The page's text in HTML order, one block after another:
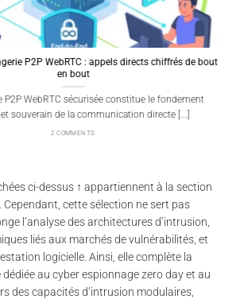
P2P WebRTC : appels directs chiffrés de bout
en bout
WebRTC sécurisée constitue le fondement
de la communication directe [...]
2 COMMENTS
ci-dessus ↑ appartiennent à la section
Cependant, cette sélection ne sert pas
l’analyse des architectures d’intrusion,
liés aux marchés de vulnérabilités, et
logicielle. Ainsi, elle complète la
au cyber espionnage zero day et au
des capacités d’intrusion modulaires,